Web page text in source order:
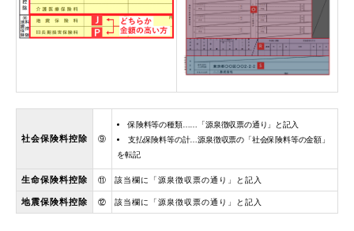
社会保険料控除 ⑨
保険料等の種類……「源泉徴収票の通り」と記入
支払保険料等の計…源泉徴収票の「社会保険料等の金額」
を転記
生命保険料控除 ⑪ 該当欄に「源泉徴収票の通り」と記入
地震保険料控除 ⑫ 該当欄に「源泉徴収票の通り」と記入